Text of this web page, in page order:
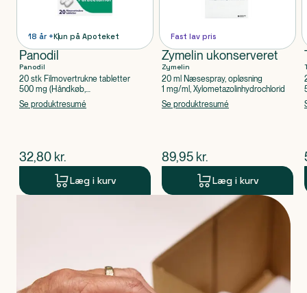
18 år +Kun på Apoteket
Panodil
Panodil
20 stk Filmovertrukne tabletter
500 mg (Håndkøb,
apoteksforbeholdt), Paracetamol
Se produktresumé
$nuværende pris
32,80 kr.
Læg i kurv
Fast lav pris
Zymelin ukonserveret
Zymelin
20 ml Næsespray, opløsning
1 mg/ml, Xylometazolinhydrochlorid
Se produktresumé
$nuværende pris
89,95 kr.
Læg i kurv